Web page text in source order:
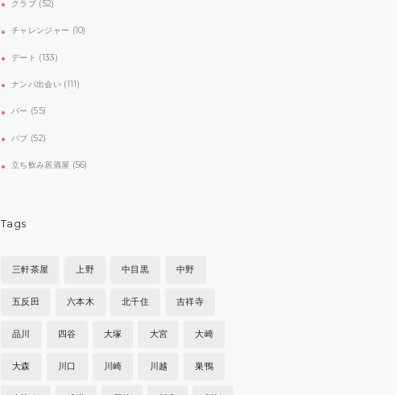
クラブ (52)
チャレンジャー (10)
デート (133)
ナンパ出会い (111)
バー (55)
パブ (52)
立ち飲み居酒屋 (56)
Tags
三軒茶屋 上野 中目黒 中野
五反田 六本木 北千住 吉祥寺
品川 四谷 大塚 大宮 大崎
大森 川口 川崎 川越 巣鴨